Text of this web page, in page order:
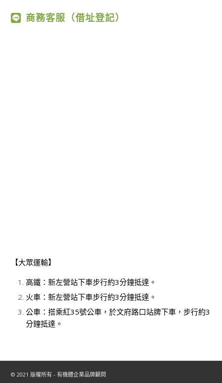
商務客服（借址登記）
【大眾運輸】
高鐵：新左營站下車步行約3分鐘抵達。
火車：新左營站下車步行約3分鐘抵達。
公車：搭乘紅35號公車，於文府路口站牌下車，步行約3
分鐘抵達。
© 2021 版權所有 - 有機體企業品牌顧問